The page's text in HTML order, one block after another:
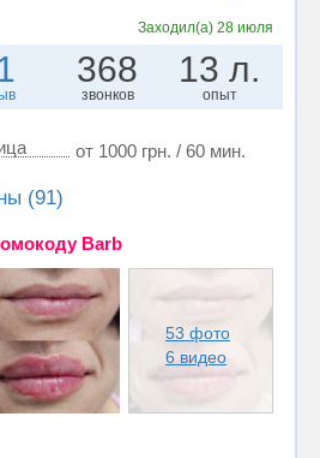
Заходил(а)28 июля
368
звонков
13 л.
опыт
от 1000 грн. / 60 мин.
(91)
Barb
53 фото
6 видео